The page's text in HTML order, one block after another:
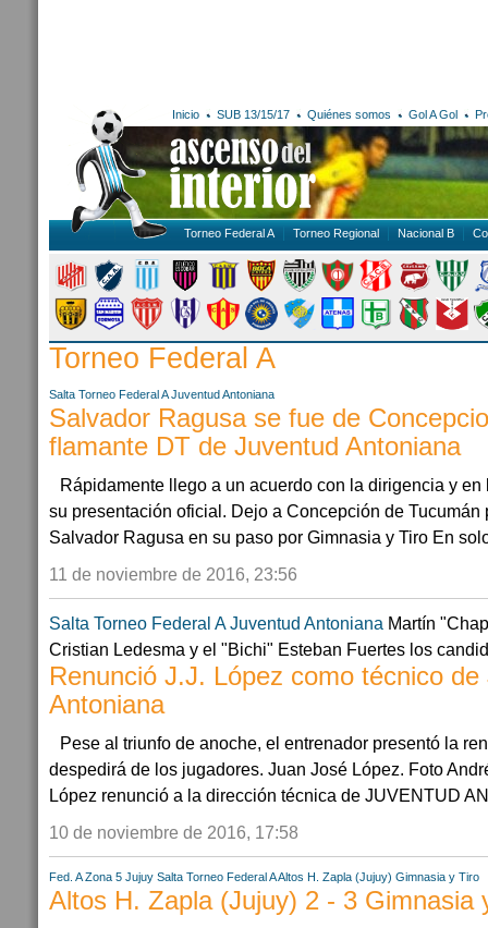
Inicio SUB 13/15/17 Quiénes somos Gol A Gol
Torneo Federal A Torneo Regional Nacional B
Torneo Federal A
Salta Torneo Federal A Juventud Antoniana
Salvador Ragusa se fue de
flamante DT de Juventud Antoniana
Rápidamente llego a un acuerdo con la dirigencia y
su presentación oficial. Dejo a Concepción de
Salvador Ragusa en su paso por Gimnasia y Tiro En
11 de noviembre de 2016, 23:56
Salta Torneo Federal A Juventud Antoniana Martín
Cristian Ledesma y el "Bichi" Esteban Fuertes los
Renunció J.J. López como técnico de
Antoniana
Pese al triunfo de anoche, el entrenador presentó la
despedirá de los jugadores. Juan José López. Foto
López renunció a la dirección técnica de JUVENTUD
10 de noviembre de 2016, 17:58
Fed. A Zona 5 Jujuy Salta Torneo Federal AAltos H. Zapla (Jujuy) Gimnasia y Tiro
Altos H. Zapla (Jujuy) 2 - 3 Gimnasia